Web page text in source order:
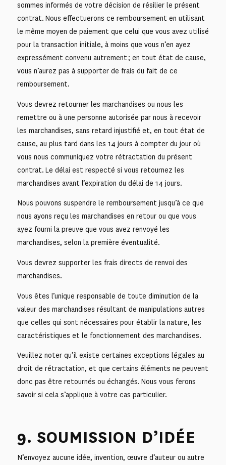
sommes informés de votre décision de résilier le présent
contrat. Nous effectuerons ce remboursement en utilisant
le même moyen de paiement que celui que vous avez utilisé
pour la transaction initiale, à moins que vous n’en ayez
expressément convenu autrement ; en tout état de cause,
vous n’aurez pas à supporter de frais du fait de ce
remboursement.
Vous devrez retourner les marchandises ou nous les
remettre ou à une personne autorisée par nous à recevoir
les marchandises, sans retard injustifié et, en tout état de
cause, au plus tard dans les 14 jours à compter du jour où
vous nous communiquez votre rétractation du présent
contrat. Le délai est respecté si vous retournez les
marchandises avant l’expiration du délai de 14 jours.
Nous pouvons suspendre le remboursement jusqu’à ce que
nous ayons reçu les marchandises en retour ou que vous
ayez fourni la preuve que vous avez renvoyé les
marchandises, selon la première éventualité.
Vous devrez supporter les frais directs de renvoi des
marchandises.
Vous êtes l’unique responsable de toute diminution de la
valeur des marchandises résultant de manipulations autres
que celles qui sont nécessaires pour établir la nature, les
caractéristiques et le fonctionnement des marchandises.
Veuillez noter qu’il existe certaines exceptions légales au
droit de rétractation, et que certains éléments ne peuvent
donc pas être retournés ou échangés. Nous vous ferons
savoir si cela s’applique à votre cas particulier.
9. SOUMISSION D’IDÉE
N’envoyez aucune idée, invention, œuvre d’auteur ou autre